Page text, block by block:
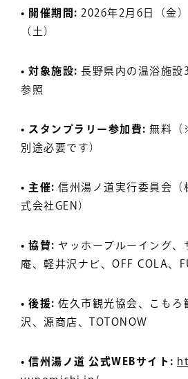
• 開催期間: 2026年2月6日（金
（土）
• 対象施設: 長野県内の温浴施
参照
• スタンプラリー参加費: 無料（
別途必要です）
• 主催: 信州湯ノ道実行委員会
式会社GEN）
• 協賛: ヤッホーブルーイング、
庵、軽井沢ナビ、OFF COLA、
• 後援: 佐久市観光協会、こもろ
沢、源商店、TOTONOW
• 信州湯ノ道 公式WEBサイト: